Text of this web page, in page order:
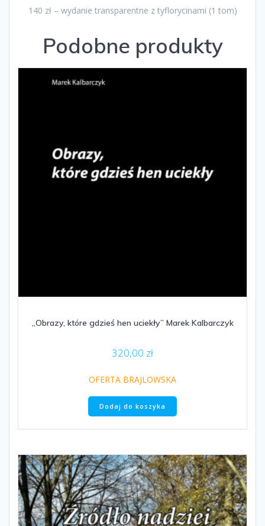
140 zł – wydanie transparentne z tyflorycinami (1 tom)
Podobne produkty
„Obrazy, które gdzieś hen uciekły” Marek Kalbarczyk
320,00 zł
OFERTA BRAJLOWSKA
Dodaj do koszyka